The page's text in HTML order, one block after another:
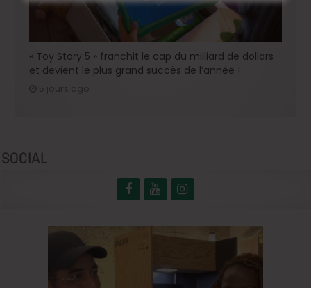
« Toy Story 5 » franchit le cap du milliard de dollars
et devient le plus grand succès de l’année !
SOCIAL